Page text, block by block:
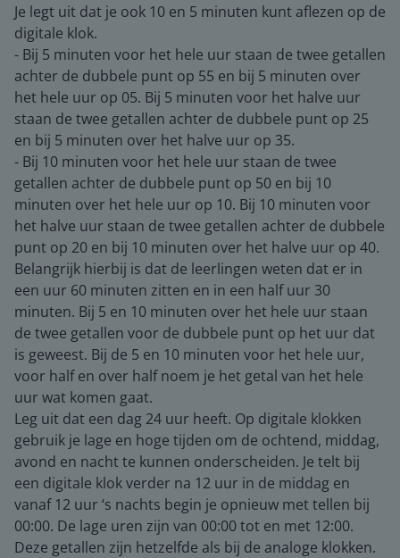
Je legt uit dat je ook 10 en 5 minuten kunt aflezen op de
digitale klok.
- Bij 5 minuten voor het hele uur staan de twee getallen
achter de dubbele punt op 55 en bij 5 minuten over
het hele uur op 05. Bij 5 minuten voor het halve uur
staan de twee getallen achter de dubbele punt op 25
en bij 5 minuten over het halve uur op 35.
- Bij 10 minuten voor het hele uur staan de twee
getallen achter de dubbele punt op 50 en bij 10
minuten over het hele uur op 10. Bij 10 minuten voor
het halve uur staan de twee getallen achter de dubbele
punt op 20 en bij 10 minuten over het halve uur op 40.
Belangrijk hierbij is dat de leerlingen weten dat er in
een uur 60 minuten zitten en in een half uur 30
minuten. Bij 5 en 10 minuten over het hele uur staan
de twee getallen voor de dubbele punt op het uur dat
is geweest. Bij de 5 en 10 minuten voor het hele uur,
voor half en over half noem je het getal van het hele
uur wat komen gaat.
Leg uit dat een dag 24 uur heeft. Op digitale klokken
gebruik je lage en hoge tijden om de ochtend, middag,
avond en nacht te kunnen onderscheiden. Je telt bij
een digitale klok verder na 12 uur in de middag en
vanaf 12 uur ‘s nachts begin je opnieuw met tellen bij
00:00. De lage uren zijn van 00:00 tot en met 12:00.
Deze getallen zijn hetzelfde als bij de analoge klokken.